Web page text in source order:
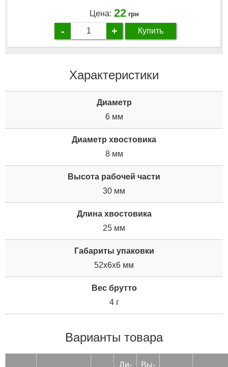
Цена: 22 грн
- + Купить
Характеристики
Диаметр
6 мм
Диаметр хвостовика
8 мм
Высота рабочей части
30 мм
Длина хвостовика
25 мм
Габариты упаковки
52x6x6 мм
Вес брутто
4 г
Варианты товара
Ди­
Вы­